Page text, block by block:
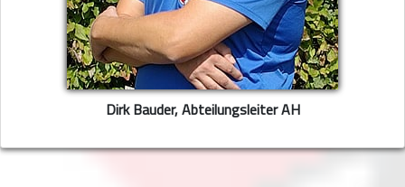
Dirk Bauder, Abteilungsleiter AH